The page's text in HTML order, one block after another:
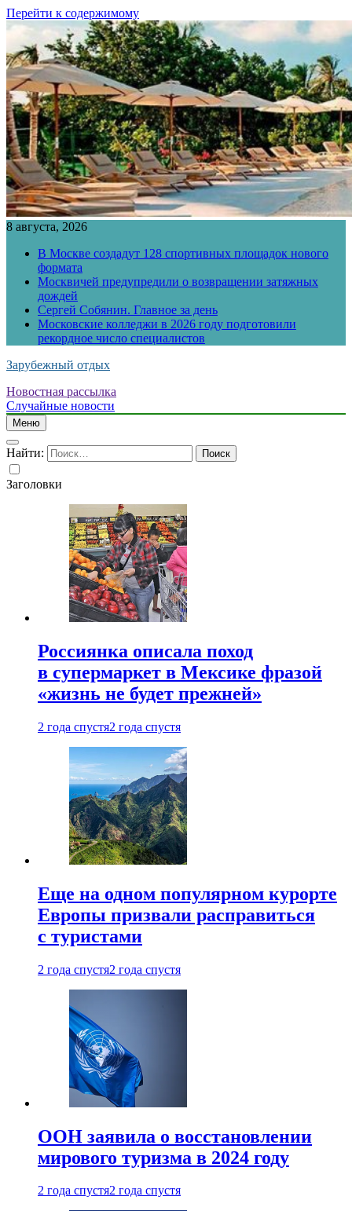
Перейти к содержимому
8 августа, 2026
В Москве создадут 128 спортивных площадок нового
формата
Москвичей предупредили о возвращении затяжных
дождей
Сергей Собянин. Главное за день
Московские колледжи в 2026 году подготовили
рекордное число специалистов
Зарубежный отдых
Новостная рассылка
Случайные новости
Меню
Найти:
Заголовки
Россиянка описала поход
в супермаркет в Мексике фразой
«жизнь не будет прежней»
2 года спустя2 года спустя
Еще на одном популярном курорте
Европы призвали расправиться
с туристами
2 года спустя2 года спустя
ООН заявила о восстановлении
мирового туризма в 2024 году
2 года спустя2 года спустя